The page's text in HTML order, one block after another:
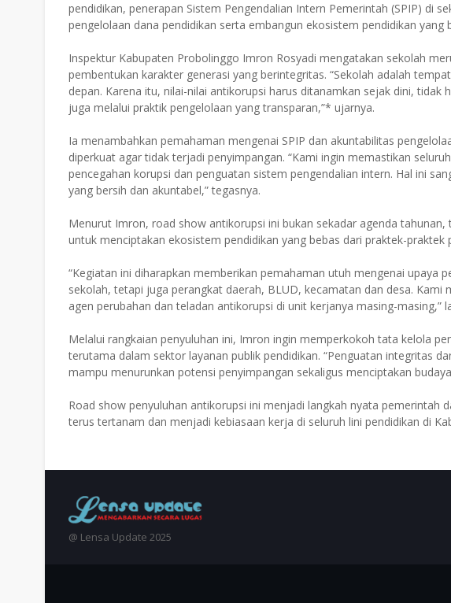
pendidikan, penerapan Sistem Pengendalian Intern Pemerintah (SPIP) di
pengelolaan dana pendidikan serta embangun ekosistem pendidikan yang
Inspektur Kabupaten Probolinggo Imron Rosyadi mengatakan sekolah
pembentukan karakter generasi yang berintegritas. “Sekolah adalah
depan. Karena itu, nilai-nilai antikorupsi harus ditanamkan sejak dini,
juga melalui praktik pengelolaan yang transparan,”* ujarnya.
Ia menambahkan pemahaman mengenai SPIP dan akuntabilitas
diperkuat agar tidak terjadi penyimpangan. “Kami ingin memastikan
pencegahan korupsi dan penguatan sistem pengendalian intern. Hal ini
yang bersih dan akuntabel,” tegasnya.
Menurut Imron, road show antikorupsi ini bukan sekadar agenda
untuk menciptakan ekosistem pendidikan yang bebas dari praktek-praktek
“Kegiatan ini diharapkan memberikan pemahaman utuh mengenai upaya
sekolah, tetapi juga perangkat daerah, BLUD, kecamatan dan desa.
agen perubahan dan teladan antikorupsi di unit kerjanya masing-masing,”
Melalui rangkaian penyuluhan ini, Imron ingin memperkokoh tata kelola
terutama dalam sektor layanan publik pendidikan. “Penguatan integritas
mampu menurunkan potensi penyimpangan sekaligus menciptakan
Road show penyuluhan antikorupsi ini menjadi langkah nyata pemerintah
terus tertanam dan menjadi kebiasaan kerja di seluruh lini pendidikan di
@ Lensa Update 2025